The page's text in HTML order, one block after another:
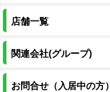
店舗一覧
関連会社(グループ)
お問合せ（入居中の方）